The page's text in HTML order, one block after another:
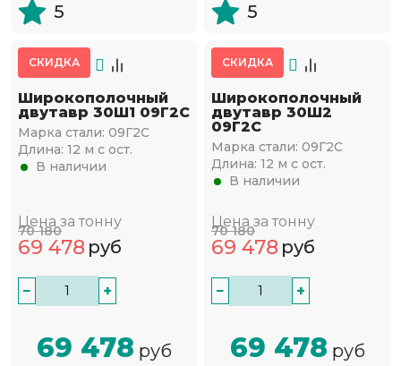
5 5
СКИДКА
Широкополочный
двутавр 30Ш1 09Г2С
Марка стали: 09Г2С
Длина: 12 м с ост.
В наличии
Цена за тонну
70 180
69 478 руб
− +
69 478 руб
СКИДКА
Широкополочный
двутавр 30Ш2
09Г2С
Марка стали: 09Г2С
Длина: 12 м с ост.
В наличии
Цена за тонну
70 180
69 478 руб
− +
69 478 руб